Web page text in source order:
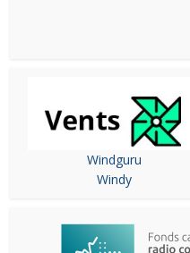
Windguru
Windy